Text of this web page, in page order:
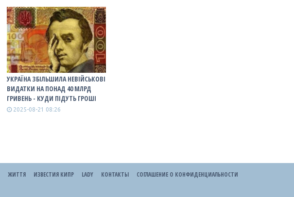
УКРАЇНА ЗБІЛЬШИЛА НЕВІЙСЬКОВІ
ВИДАТКИ НА ПОНАД 40 МЛРД
ГРИВЕНЬ - КУДИ ПІДУТЬ ГРОШІ
2025-08-21 08:26
ЖИТТЯ ИЗВЕСТИЯ КИПР LADY КОНТАКТЫ СОГЛАШЕНИЕ О КОНФИДЕНЦИАЛЬНОСТИ